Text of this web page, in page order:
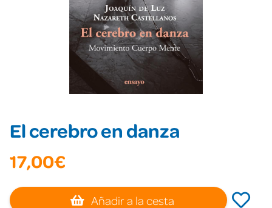
El cerebro en danza
17,00€
Añadir a la cesta